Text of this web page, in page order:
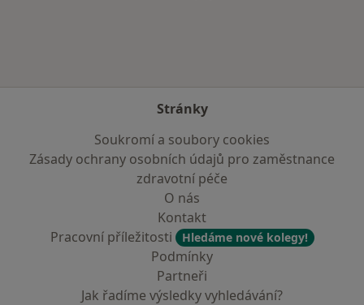
Stránky
Soukromí a soubory cookies
Zásady ochrany osobních údajů pro zaměstnance
zdravotní péče
O nás
Kontakt
Pracovní příležitosti
Hledáme nové kolegy!
Podmínky
Partneři
Jak řadíme výsledky vyhledávání?